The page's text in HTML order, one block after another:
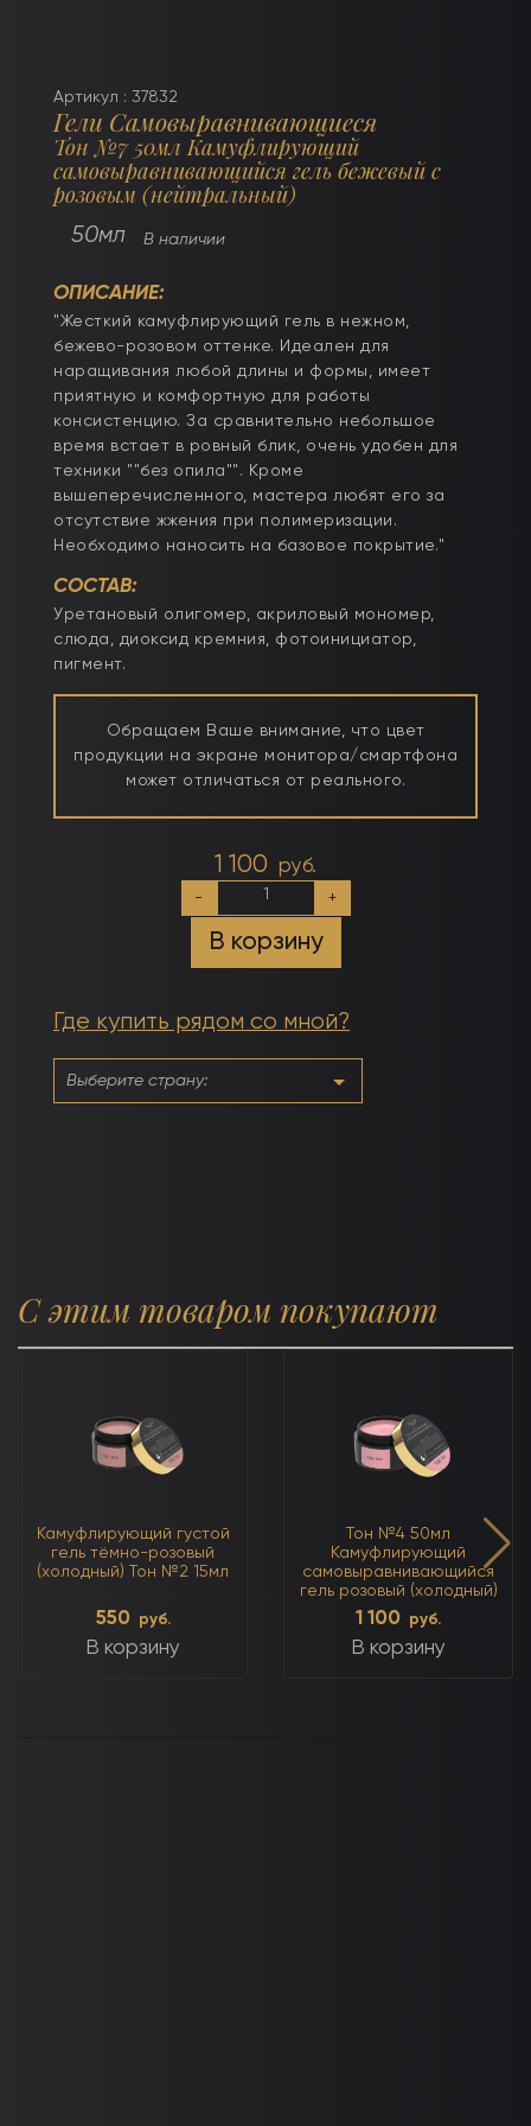
Артикул : 37832
Гели Самовыравнивающиеся
Тон №7 50мл Камуфлирующий
самовыравнивающийся гель бежевый с
розовым (нейтральный)
50мл В наличии
ОПИСАНИЕ:
"Жесткий камуфлирующий гель в нежном,
бежево-розовом оттенке. Идеален для
наращивания любой длины и формы, имеет
приятную и комфортную для работы
консистенцию. За сравнительно небольшое
время встает в ровный блик, очень удобен для
техники ""без опила"". Кроме
вышеперечисленного, мастера любят его за
отсутствие жжения при полимеризации.
Необходимо наносить на базовое покрытие."
СОСТАВ:
Уретановый олигомер, акриловый мономер,
слюда, диоксид кремния, фотоинициатор,
пигмент.
Обращаем Ваше внимание, что цвет
продукции на экране монитора/смартфона
может отличаться от реального.
1 100 руб.
Количество
50мл
гель
с
розовым
- +
В корзину
Где купить рядом со мной?
С этим товаром покупают
Камуфлирующий густой
гель тёмно-розовый
(холодный) Тон №2 15мл
550 руб.
В корзину
Тон №4 50мл
Камуфлирующий
самовыравнивающийся
гель розовый (холодный)
1 100 руб.
В корзину